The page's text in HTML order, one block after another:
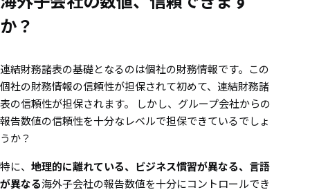
か？
連結財務諸表の基礎となるのは個社の財務情報です。この
個社の財務情報の信頼性が担保されて初めて、連結財務諸
表の信頼性が担保されます。 しかし、グループ会社からの
報告数値の信頼性を十分なレベルで担保できているでしょ
うか？
特に、 地理的に離れている、ビジネス慣習が異なる、言語
が異なる海外子会社の報告数値を十分にコントロールでき